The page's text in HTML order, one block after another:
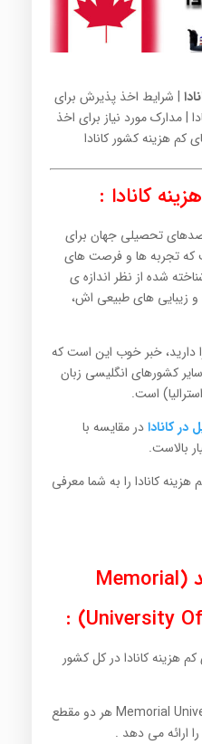
| شرایط اخذ پذیرش برای
| مدارک مورد نیاز برای اخذ
کم هزینه کشور کانادا
کانادا :
تحصیلی جهان برای
که تجربه ها و فرصت های
شده از نظر اندازه ی
زیبایی های طبیعی اش،
دارید، خبر خوب این است که
کشورهای انگلیسی زبان
است.
کانادادر مقایسه با
بالاست.
کانادا را به شما معرفی
دانشگاه نیوفاندلند (Memorial
University
هزینه کانادا در کل کشور
Memorial University Of Newfoundland هر دو مقطع
ارائه می دهد .